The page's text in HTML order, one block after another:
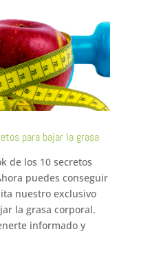
para bajar la grasa
de los 10 secretos
puedes conseguir
nuestro exclusivo
la grasa corporal.
informado y